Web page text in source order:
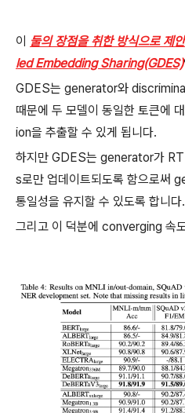
이
둘의 장점을 취한 방식으로
led Embedding Sharing(GDES)
GDES는 generator와
때문에 두 모델이 동일한 토큰에
ion을 추출할 수 있게 됩니다.
하지만 GDES는 generator가
s로만 업데이트되도록 함으로써
통일성을 유지할 수 있도록 합니다.
그리고 이 덕분에 converging 속